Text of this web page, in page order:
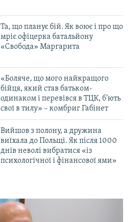
Та, що планує бій. Як воює і про що
мріє офіцерка батальйону
«Свобода» Маргарита
«Боляче, що мого найкращого
бійця, який став батьком-
одинаком і перевівся в ТЦК, б’ють
свої в тилу» – комбриг Габінет
Вийшов з полону, а дружина
виїхала до Польщі. Як після 1000
днів неволі вибратися «із
психологічної і фінансової ями»